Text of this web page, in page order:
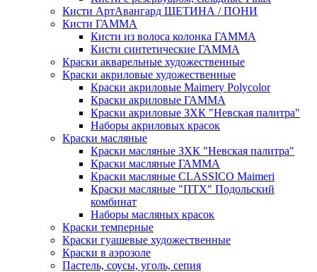
Кисти АртАвангард ЩЕТИНА / ПОНИ
Кисти ГАММА
Кисти из волоса колонка ГАММА
Кисти синтетические ГАММА
Краски акварельные художественные
Краски акриловые художественные
Краски акриловые Maimery Polycolor
Краски акриловые ГАММА
Краски акриловые ЗХК "Невская палитра"
Наборы акриловых красок
Краски масляные
Краски масляные ЗХК "Невская палитра"
Краски масляные ГАММА
Краски масляные CLASSICO Maimeri
Краски масляные "ПТХ" Подольский
комбинат
Наборы масляных красок
Краски темперные
Краски гуашевые художественные
Краски в аэрозоле
Пастель, соусы, уголь, сепия